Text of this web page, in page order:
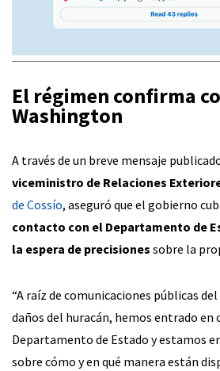
El régimen confirma
Washington
A través de un breve mensaje
viceministro de Relaciones
de Cossío, aseguró que el gobierno
contacto con el Departamento de
la espera de precisiones sobre la
“A raíz de comunicaciones públicas
daños del huracán, hemos entrado en
Departamento de Estado y estamos
sobre cómo y en qué manera están